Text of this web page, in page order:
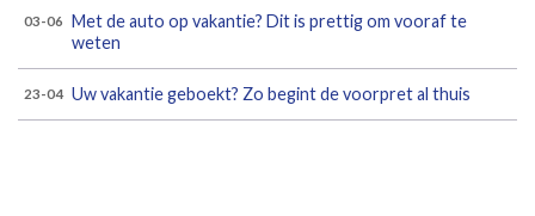
03-06
Met de auto op vakantie? Dit is prettig om vooraf te
weten
23-04 Uw vakantie geboekt? Zo begint de voorpret al thuis